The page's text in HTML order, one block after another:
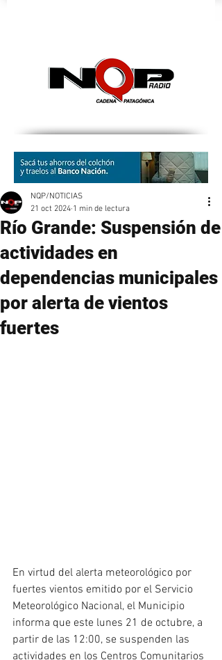
Río Grande: Suspensión de
actividades en
dependencias municipales
por alerta de vientos
fuertes
NQP/NOTICIAS
21 oct 2024 1 min de lectura
En virtud del alerta meteorológico por
fuertes vientos emitido por el Servicio
Meteorológico Nacional, el Municipio
informa que este lunes 21 de octubre, a
partir de las 12:00, se suspenden las
actividades en los Centros Comunitarios